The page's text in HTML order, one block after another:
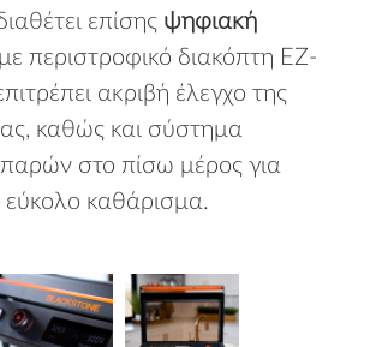
επίσης ψηφιακή
με περιστροφικό διακόπτη EZ-
ακριβή έλεγχο της
καθώς και σύστημα
στο πίσω μέρος για
εύκολο καθάρισμα.